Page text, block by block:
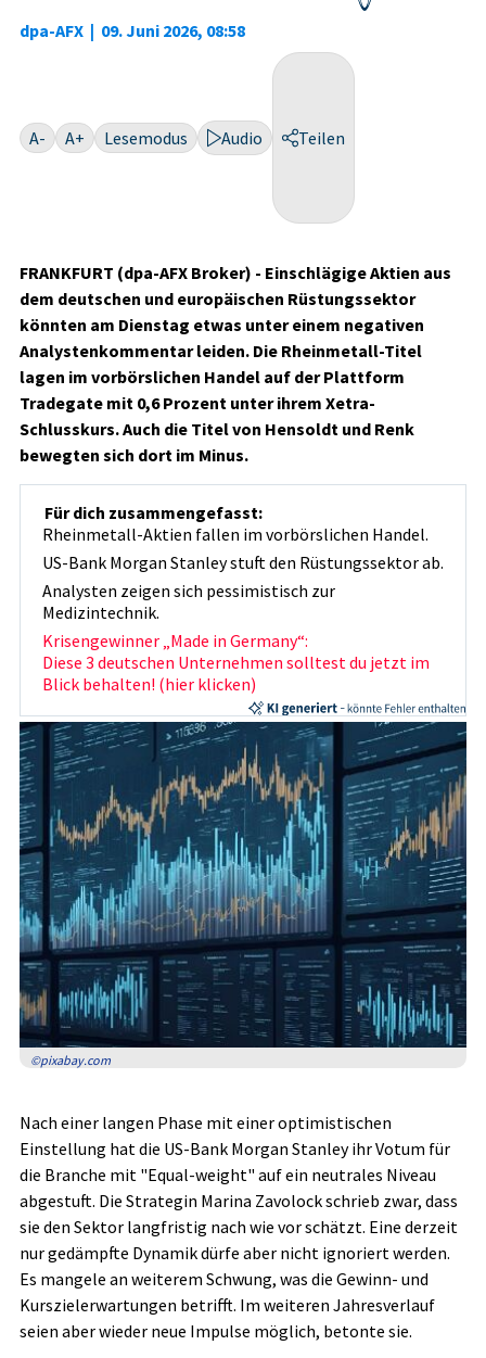
dpa-AFX | 09. Juni 2026, 08:58
A- A+ Lesemodus Audio Teilen
FRANKFURT (dpa-AFX Broker) - Einschlägige Aktien aus
dem deutschen und europäischen Rüstungssektor
könnten am Dienstag etwas unter einem negativen
Analystenkommentar leiden. Die Rheinmetall-Titel
lagen im vorbörslichen Handel auf der Plattform
Tradegate mit 0,6 Prozent unter ihrem Xetra-
Schlusskurs. Auch die Titel von Hensoldt und Renk
bewegten sich dort im Minus.
Für dich zusammengefasst:
Rheinmetall-Aktien fallen im vorbörslichen Handel.
US-Bank Morgan Stanley stuft den Rüstungssektor ab.
Analysten zeigen sich pessimistisch zur
Medizintechnik.
Krisengewinner „Made in Germany“:
Diese 3 deutschen Unternehmen solltest du jetzt im
Blick behalten! (hier klicken)
©pixabay.com
Nach einer langen Phase mit einer optimistischen
Einstellung hat die US-Bank Morgan Stanley ihr Votum für
die Branche mit "Equal-weight" auf ein neutrales Niveau
abgestuft. Die Strategin Marina Zavolock schrieb zwar, dass
sie den Sektor langfristig nach wie vor schätzt. Eine derzeit
nur gedämpfte Dynamik dürfe aber nicht ignoriert werden.
Es mangele an weiterem Schwung, was die Gewinn- und
Kurszielerwartungen betrifft. Im weiteren Jahresverlauf
seien aber wieder neue Impulse möglich, betonte sie.